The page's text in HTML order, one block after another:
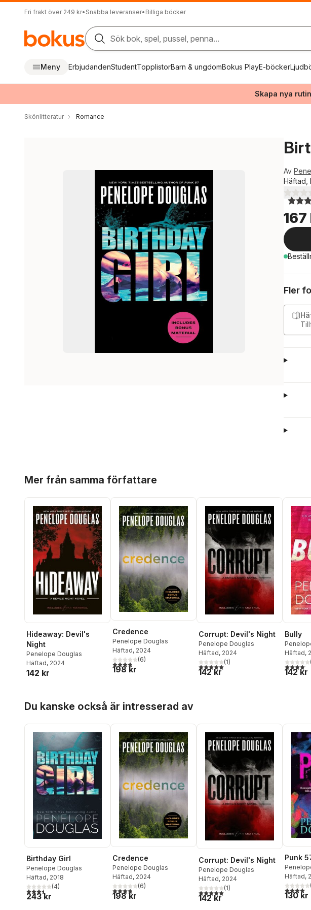
Fri frakt över 249 kr• Snabba leveranser• Billiga böcker
Sök bok, spel, pussel, penna...
Meny ErbjudandenStudentTopplistorBarn & ungdomBokus PlayE-böcker
Skapa nya
Skönlitteratur Romance
Av
Häftad,
4,8utav
Fler
Mer från samma författare
Hideaway: Devil's
Night
Penelope Douglas
Häftad, 2024
142 kr
Credence
Penelope Douglas
Häftad, 2024
3,8utav 5 stjärnor. Totalt antal röster:
(6)
198 kr
Corrupt: Devil's Night
Penelope Douglas
Häftad, 2024
5,0utav 5 stjärnor. Totalt antal röster:
(1)
142 kr
Bully
Häftad,
4,1utav (
142 kr
Du kanske också är intresserad av
Birthday Girl
Penelope Douglas
Häftad, 2018
3,5utav 5 stjärnor. Totalt antal röster:
(4)
243 kr
Credence
Penelope Douglas
Häftad, 2024
3,8utav 5 stjärnor. Totalt antal röster:
(6)
198 kr
Corrupt: Devil's Night
Penelope Douglas
Häftad, 2024
5,0utav 5 stjärnor. Totalt antal röster:
(1)
142 kr
Punk
Häftad,
4,0utav (
130 kr